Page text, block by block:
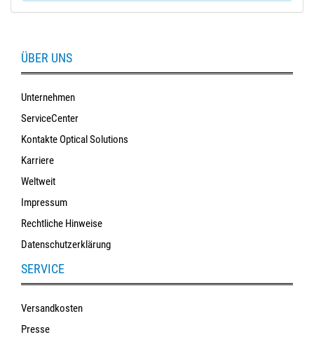
ÜBER UNS
Unternehmen
ServiceCenter
Kontakte Optical Solutions
Karriere
Weltweit
Impressum
Rechtliche Hinweise
Datenschutzerklärung
SERVICE
Versandkosten
Presse